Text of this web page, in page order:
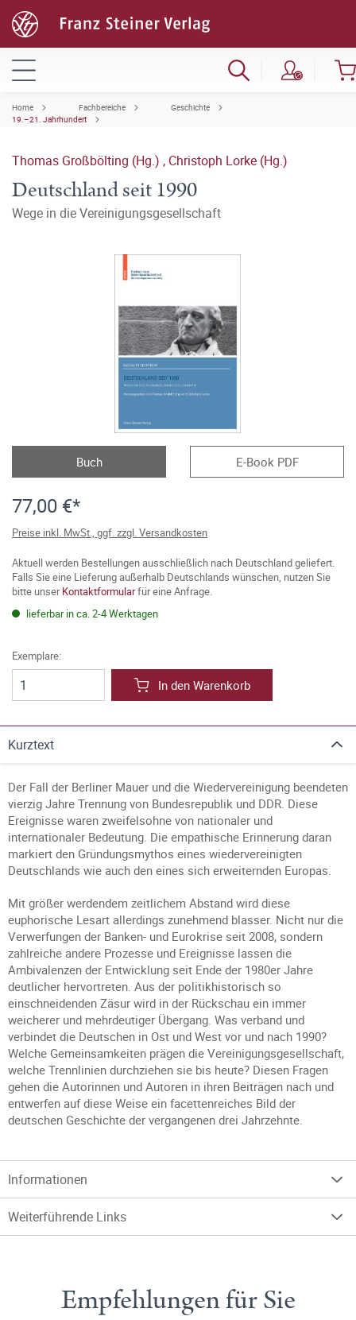
Home Fachbereiche
Geschichte
19.–21. Jahrhundert
Thomas Großbölting (Hg.) , Christoph Lorke (Hg.)
Deutschland seit 1990
Wege in die Vereinigungsgesellschaft
Buch E-Book PDF
77,00 €*
Preise inkl. MwSt., ggf. zzgl. Versandkosten
Aktuell werden Bestellungen ausschließlich nach Deutschland geliefert.
Falls Sie eine Lieferung außerhalb Deutschlands wünschen, nutzen Sie
bitte unserKontaktformularfür eine Anfrage.
lieferbar in ca. 2-4 Werktagen
Exemplare:
In den Warenkorb
Kurztext
Der Fall der Berliner Mauer und die Wiedervereinigung beendeten
vierzig Jahre Trennung von Bundesrepublik und DDR. Diese
Ereignisse waren zweifelsohne von nationaler und
internationaler Bedeutung. Die empathische Erinnerung daran
markiert den Gründungsmythos eines wiedervereinigten
Deutschlands wie auch den eines sich erweiternden Europas.
Mit größer werdendem zeitlichem Abstand wird diese
euphorische Lesart allerdings zunehmend blasser. Nicht nur die
Verwerfungen der Banken- und Eurokrise seit 2008, sondern
zahlreiche andere Prozesse und Ereignisse lassen die
Ambivalenzen der Entwicklung seit Ende der 1980er Jahre
deutlicher hervortreten. Aus der politikhistorisch so
einschneidenden Zäsur wird in der Rückschau ein immer
weicherer und mehrdeutiger Übergang. Was verband und
verbindet die Deutschen in Ost und West vor und nach 1990?
Welche Gemeinsamkeiten prägen die Vereinigungsgesellschaft,
welche Trennlinien durchziehen sie bis heute? Diesen Fragen
gehen die Autorinnen und Autoren in ihren Beiträgen nach und
entwerfen auf diese Weise ein facettenreiches Bild der
deutschen Geschichte der vergangenen drei Jahrzehnte.
Informationen
Weiterführende Links
Empfehlungen für Sie